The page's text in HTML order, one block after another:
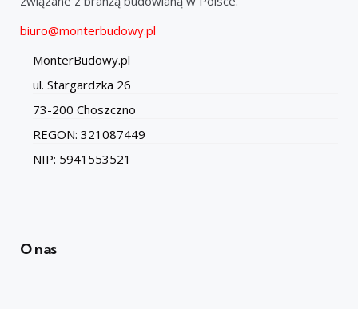
biuro@monterbudowy.pl
MonterBudowy.pl
ul. Stargardzka 26
73-200 Choszczno
REGON: 321087449
NIP: 5941553521
O nas